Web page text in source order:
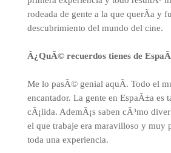
rodeada de gente a la que querÃ­a y
descubrimiento del mundo del cine.
Â¿QuÃ© recuerdos tienes de
Me lo pasÃ© genial aquÃ­. Todo el
encantador. La gente en EspaÃ±a es
cÃ¡lida. AdemÃ¡s saben cÃ³mo
el que trabaje era maravilloso y muy
toda una experiencia.